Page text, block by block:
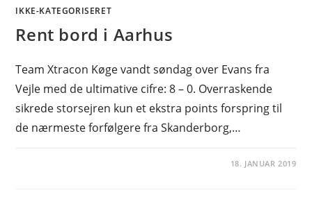
IKKE-KATEGORISERET
Rent bord i Aarhus
Team Xtracon Køge vandt søndag over Evans fra
Vejle med de ultimative cifre: 8 – 0. Overraskende
sikrede storsejren kun et ekstra points forspring til
de nærmeste forfølgere fra Skanderborg,…
18. JANUAR 2019